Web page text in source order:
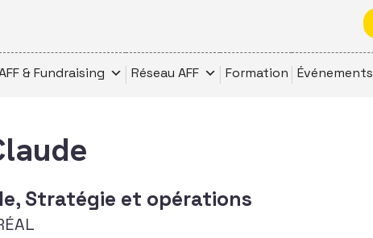
& Fundraising Réseau AFF Formation Événements
Stratégie et opérations